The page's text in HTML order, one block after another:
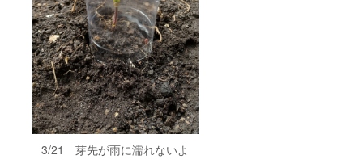
3/21 芽先が雨に濡れないよ